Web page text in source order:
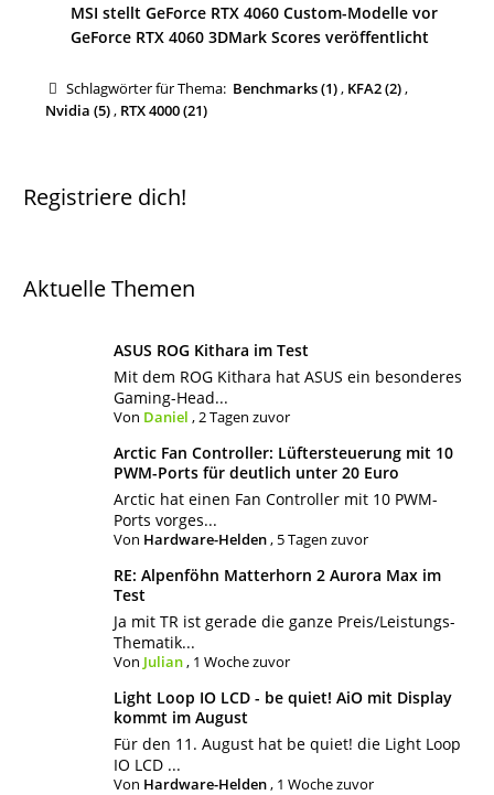
MSI stellt GeForce RTX 4060 Custom-Modelle vor
GeForce RTX 4060 3DMark Scores veröffentlicht
Schlagwörter für Thema: Benchmarks (1), KFA2 (2),
Nvidia (5), RTX 4000 (21)
Registriere dich!
Aktuelle Themen
ASUS ROG Kithara im Test
Mit dem ROG Kithara hat ASUS ein besonderes
Gaming-Head...
Von Daniel ,2 Tagen zuvor
Arctic Fan Controller: Lüftersteuerung mit 10
PWM-Ports für deutlich unter 20 Euro
Arctic hat einen Fan Controller mit 10 PWM-
Ports vorges...
Von Hardware-Helden, 5 Tagen zuvor
RE: Alpenföhn Matterhorn 2 Aurora Max im
Test
Ja mit TR ist gerade die ganze Preis/Leistungs-
Thematik...
Von Julian, 1 Woche zuvor
Light Loop IO LCD - be quiet! AiO mit Display
kommt im August
Für den 11. August hat be quiet! die Light Loop
IO LCD ...
Von Hardware-Helden, 1 Woche zuvor